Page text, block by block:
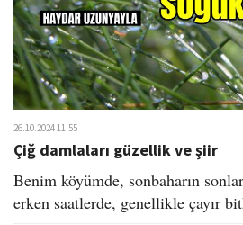
26.10.2024 11:55
Çiğ damlaları güzellik ve şiir
Benim köyümde, sonbaharın
erken saatlerde, genellikle çayır